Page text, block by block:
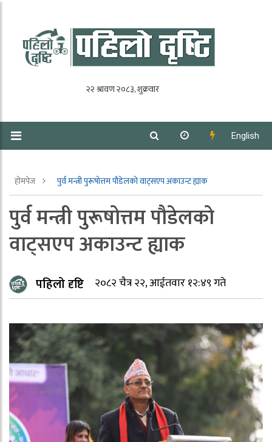
English
होमपेज पुर्व मन्त्री पुरूषोत्तम पौडेलको वाट्सएप अकाउन्ट ह्याक
पुर्व मन्त्री पुरूषोत्तम पौडेलको
वाट्सएप अकाउन्ट ह्याक
पहिलो दृष्टि २०८२ चैत्र २२, आईतवार १२:४९ गते